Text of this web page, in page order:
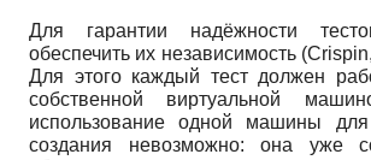
Для гарантии надёжности
обеспечить их независимость
Для этого каждый тест должен
собственной виртуальной
использование одной машины
создания невозможно: она уже